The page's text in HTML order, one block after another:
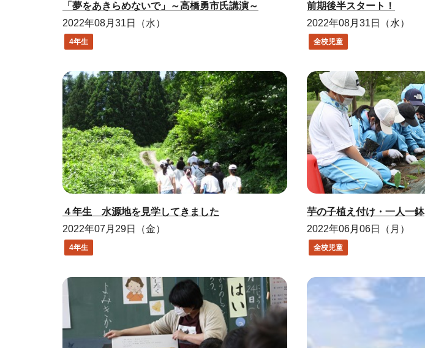
「夢をあきらめないで」～高橋勇市氏講演～
2022年08月31日（水）
4年生
前期後半スタート！
2022年08月31日（水）
全校児童
４年生 水源地を見学してきました
2022年07月29日（金）
4年生
芋の子植え付け・一人一鉢
2022年06月06日（月）
全校児童